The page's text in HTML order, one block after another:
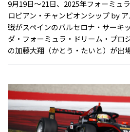
9月19日〜21日、2025年フォーミュ
ロピアン・チャンピオンシップ by
戦がスペインのバルセロナ・サーキ
ダ・フォーミュラ・ドリーム・プロ
の加藤大翔（かとう・たいと）が出